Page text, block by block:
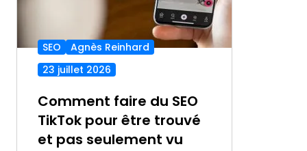
SEO
Agnès Reinhard
23 juillet 2026
Comment faire du SEO
TikTok pour être trouvé
et pas seulement vu